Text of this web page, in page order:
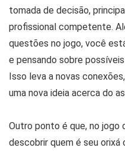
tomada de decisão,
profissional competente.
questões no jogo, você
e pensando sobre
Isso leva a novas
uma nova ideia acerca do
Outro ponto é que, no jogo
descobrir quem é seu